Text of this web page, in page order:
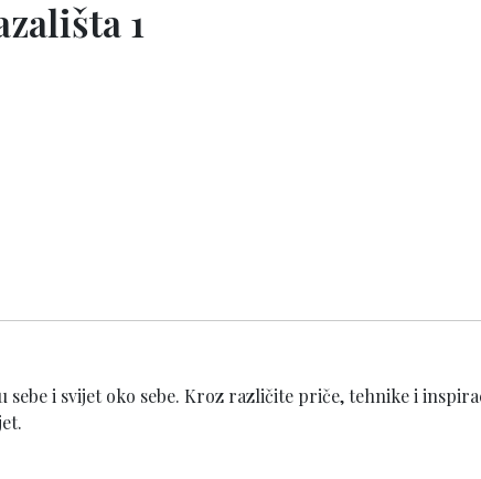
1
i svijet oko sebe. Kroz različite priče, tehnike i